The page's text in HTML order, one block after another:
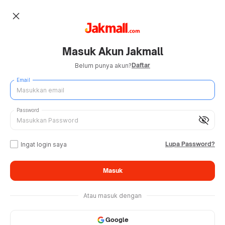
close
Masuk Akun Jakmall
Belum punya akun?Daftar
Email
visibility_off
Password
Ingat login saya Lupa Password?
Masuk
Atau masuk dengan
Google